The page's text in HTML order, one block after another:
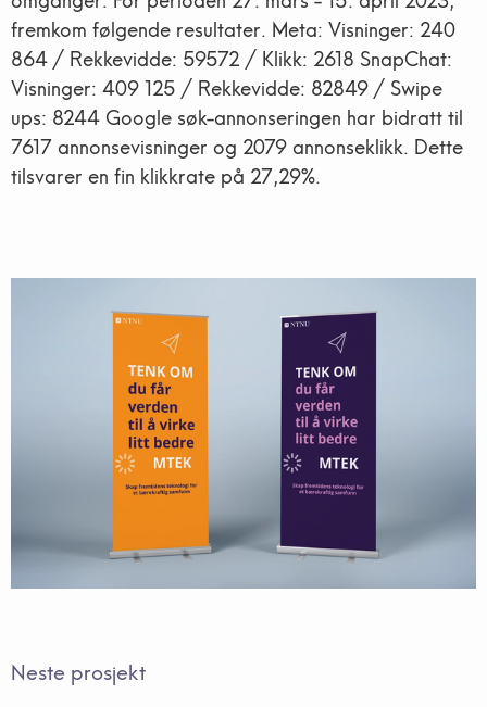
fremkom følgende resultater. Meta: Visninger: 240
864 / Rekkevidde: 59572 / Klikk: 2618 SnapChat:
Visninger: 409 125 / Rekkevidde: 82849 / Swipe
ups: 8244 Google søk-annonseringen har bidratt til
7617 annonsevisninger og 2079 annonseklikk. Dette
tilsvarer en fin klikkrate på 27,29%.
Neste prosjekt